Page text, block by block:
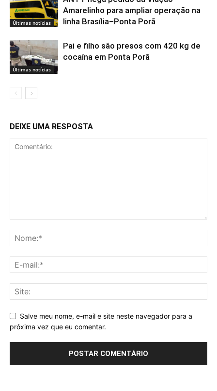
Últimas notícias
Amarelinho para ampliar operação na
linha Brasília–Ponta Porã
Últimas notícias
Pai e filho são presos com 420 kg de
cocaína em Ponta Porã
DEIXE UMA RESPOSTA
Salve meu nome, e-mail e site neste navegador para a
próxima vez que eu comentar.